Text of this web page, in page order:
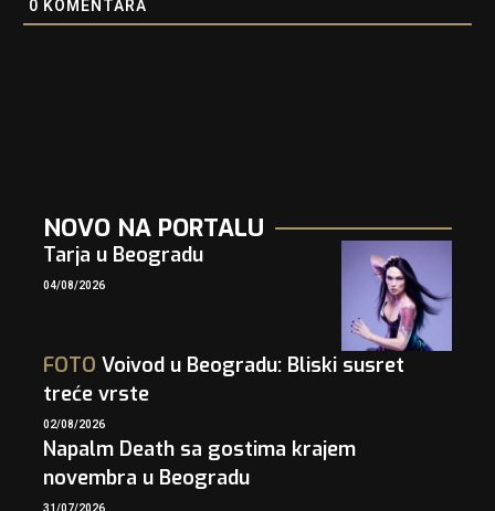
0 KOMENTARA
NOVO NA PORTALU
Tarja u Beogradu
04/08/2026
FOTO Voivod u Beogradu: Bliski susret
treće vrste
02/08/2026
Napalm Death sa gostima krajem
novembra u Beogradu